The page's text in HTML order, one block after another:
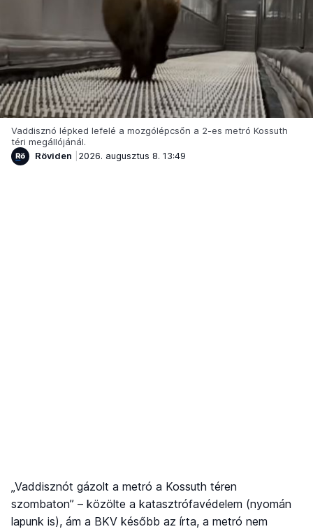
Vaddisznó lépked lefelé a mozgólépcsőn a 2-es metró Kossuth
téri megállójánál.
Röviden
2026. augusztus 8. 13:49
„Vaddisznót gázolt a metró a Kossuth téren
szombaton” – közölte a katasztrófavédelem (nyomán
lapunk is), ám a BKV később az írta, a metró nem